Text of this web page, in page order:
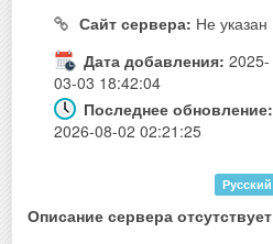
Сайт сервера: Не указан
Дата добавления: 2025-
03-03 18:42:04
Последнее обновление:
2026-08-02 02:21:25
Русский
Описание сервера отсутствует